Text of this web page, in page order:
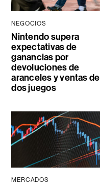
NEGOCIOS
Nintendo supera
expectativas de
ganancias por
devoluciones de
aranceles y ventas de
dos juegos
MERCADOS